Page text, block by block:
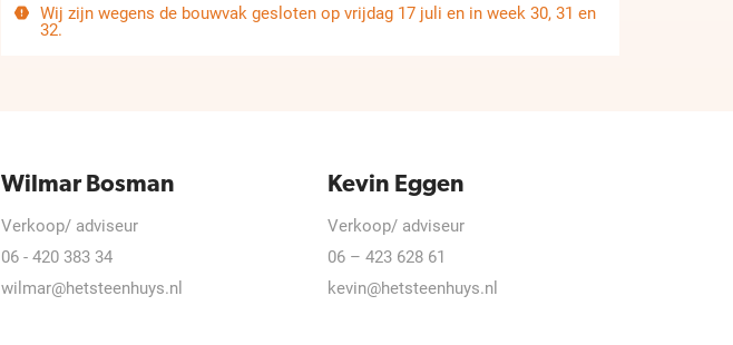
Wij zijn wegens de bouwvak gesloten op vrijdag 17 juli en in week 30, 31 en
32.
Wilmar Bosman
Verkoop/ adviseur
06 - 420 383 34
wilmar@hetsteenhuys.nl
Kevin Eggen
Verkoop/ adviseur
06 – 423 628 61
kevin@hetsteenhuys.nl